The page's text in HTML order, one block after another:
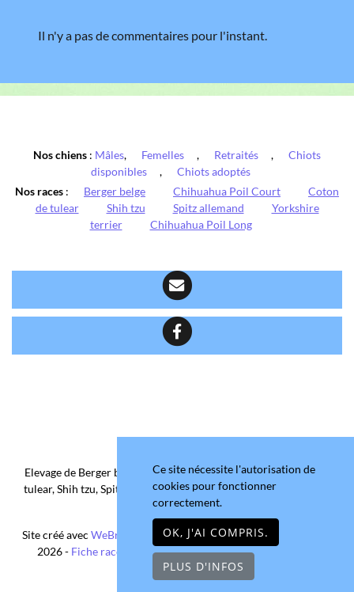
Il n'y a pas de commentaires pour l'instant.
Nos chiens : Mâles, Femelles , Retraités ,
Chiots
disponibles
,
Chiots adoptés
Nos races : Berger belge Chihuahua Poil Court
Coton
de tulear
Shih tzu Spitz allemand
Yorkshire
terrier
Chihuahua Poil Long
Elevage de Berger belge, Chihuahua Poil Court/Long, Coton de
tulear, Shih tzu, Spitz allemand et Yorkshire terrier depuis 2006
situé en Maine-et-Loire
Site créé avec WeBreed
- Copyright© Domaine de la Chantelaie
2026 - Fiche race Chihuahua Poil Long-Mentions légales
Ce site nécessite l'autorisation de
cookies pour fonctionner
correctement.
OK, J'AI COMPRIS.
PLUS D'INFOS